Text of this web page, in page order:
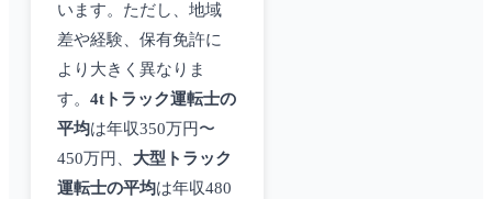
います。ただし、地域
差や経験、保有免許に
より大きく異なりま
す。 4tトラック運転士の
平均は年収350万円〜
450万円、 大型トラック
運転士の平均は年収480